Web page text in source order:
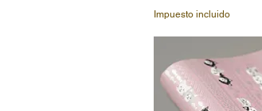
Impuesto incluido